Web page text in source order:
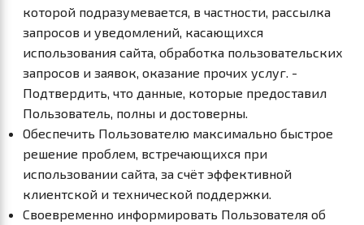
которой подразумевается, в частности, рассылка
запросов и уведомлений, касающихся
использования сайта, обработка пользовательских
запросов и заявок, оказание прочих услуг. -
Подтвердить, что данные, которые предоставил
Пользователь, полны и достоверны.
Обеспечить Пользователю максимально быстрое
решение проблем, встречающихся при
использовании сайта, за счёт эффективной
клиентской и технической поддержки.
Своевременно информировать Пользователя об